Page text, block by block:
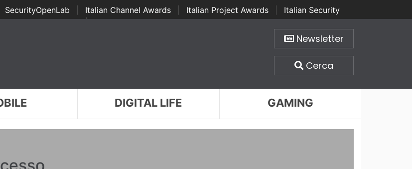
SecurityOpenLab Italian Channel Awards Italian Project Awards
Italian Security
Awards | ...
Newsletter
Cerca
DIGITAL LIFE GAMING